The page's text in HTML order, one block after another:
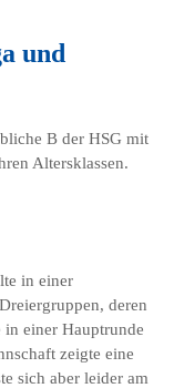
und
B der HSG mit
Altersklassen.
in einer
deren
einer Hauptrunde
zeigte eine
sich aber leider am